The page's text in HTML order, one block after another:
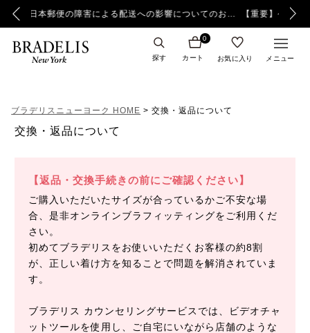
【重要】日本郵便の障害による配送への影響についてのお詫び 【重要】令和8年熊本地震の影響によるお荷物のお届け遅延について
カート
0
お気に入り
探す メニュー
ブラデリスニューヨーク HOME 交換・返品について
交換・返品について
【返品・交換手続きの前にご確認ください】
ご購入いただいたサイズが合っているかご不安な場
合、是非オンラインブラフィッティングをご利用くだ
さい。
初めてブラデリスをお使いいただくお客様の約8割
が、正しい着け方を知ることで問題を解消されていま
す。
ブラデリス カウンセリングサービスでは、ビデオチャ
ットツールを使用し、 ご自宅にいながら店舗のような